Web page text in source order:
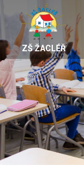
ZŠ ŽACLÉŘ